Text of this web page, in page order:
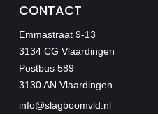
CONTACT
Emmastraat 9-13
3134 CG Vlaardingen
Postbus 589
3130 AN Vlaardingen
info@slagboomvld.nl